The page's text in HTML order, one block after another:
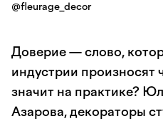
@fleurage_decor
Доверие — слово,
индустрии произносят
значит на практике?
Азарова, декораторы